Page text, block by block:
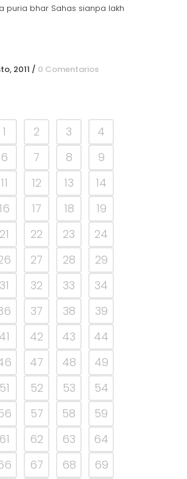
puria bhar Sahas sianpa lakh
2011 / 0 Comentarios
1 2 3
4
6 7 8
9
11 12 13
14
16 17 18
19
21 22 23
24
27 28
29
31 32 33
34
37 38
39
41 42 43
44
47 48
49
51 52 53
54
57 58
59
61 62 63
64
67 68
69